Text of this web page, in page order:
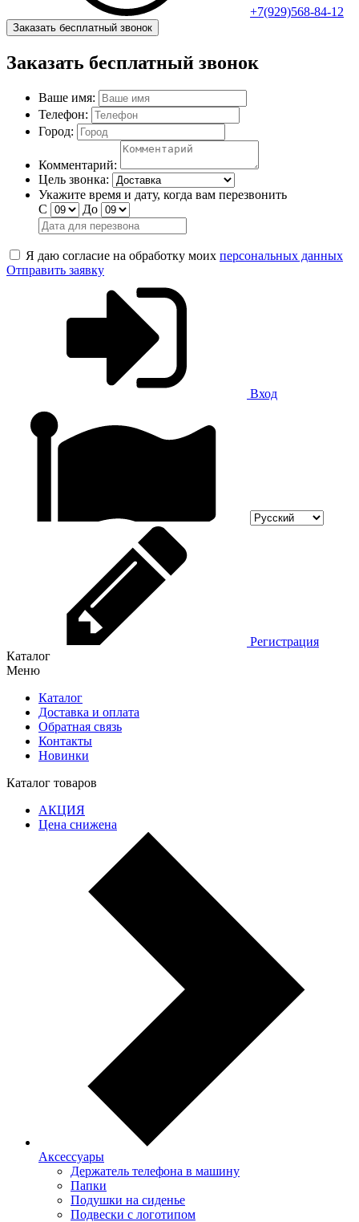
+7(929)568-84-12
Заказать бесплатный звонок
Заказать бесплатный звонок
Ваше имя:
Телефон:
Город:
Комментарий:
Цель звонка:
Укажите время и дату, когда вам перезвонить
С
До
Я даю согласие на обработку моих персональных данных
Отправить заявку
Вход
Регистрация
Каталог
Меню
Каталог
Доставка и оплата
Обратная связь
Контакты
Новинки
Каталог товаров
АКЦИЯ
Цена снижена
Аксессуары
Держатель телефона в машину
Папки
Подушки на сиденье
Подвески с логотипом